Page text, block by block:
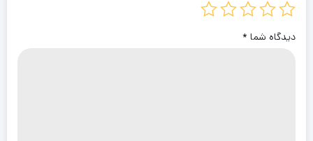
دیدگاه شما *